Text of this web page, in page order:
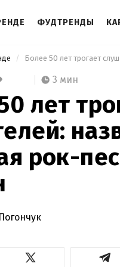
ФУДТРЕНДЫ
3 мин
лет
рок-